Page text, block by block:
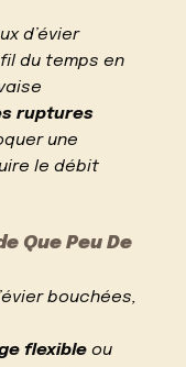
d’évier
du temps en
ruptures
une
le débit
Que Peu De
bouchées,
flexible ou